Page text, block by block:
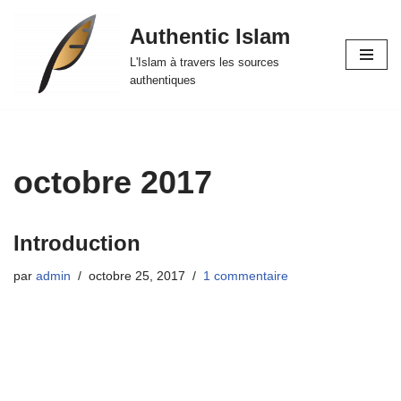
contenu
Authentic Islam
L'Islam à travers les sources
authentiques
octobre 2017
Introduction
par admin octobre 25, 2017 1 commentaire